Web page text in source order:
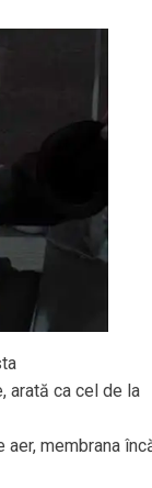
arată ca cel de la
membrana